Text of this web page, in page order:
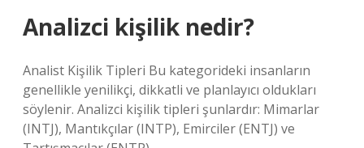
Analizci kişilik nedir?
Analist Kişilik Tipleri Bu kategorideki insanların
genellikle yenilikçi, dikkatli ve planlayıcı oldukları
söylenir. Analizci kişilik tipleri şunlardır: Mimarlar
(INTJ), Mantıkçılar (INTP), Emirciler (ENTJ) ve